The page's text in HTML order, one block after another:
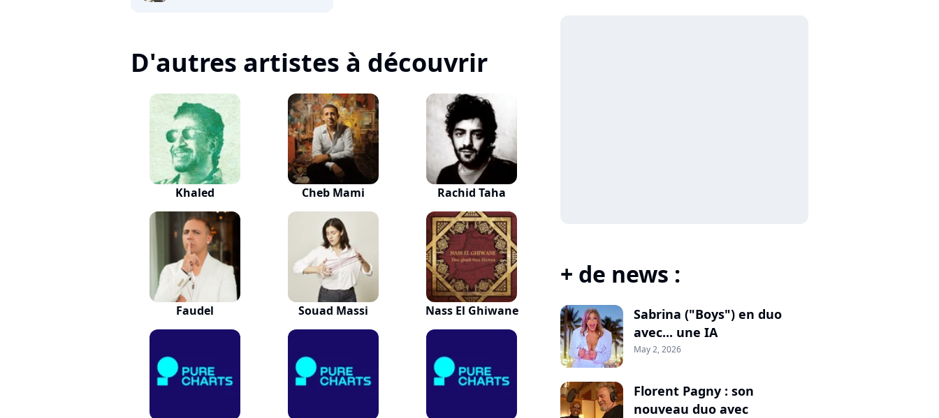
D'autres artistes à découvrir
Khaled Cheb Mami Rachid Taha
Faudel Souad Massi Nass El Ghiwane
+ de news :
Sabrina ("Boys") en duo
avec... une IA
May 2, 2026
Florent Pagny : son
nouveau duo avec